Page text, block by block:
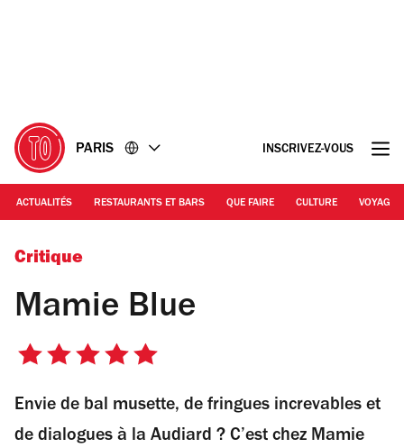
PARIS INSCRIVEZ-VOUS
ACTUALITÉS RESTAURANTS ET BARS QUE FAIRE CULTURE VOYAGE
Mamie Blue
Critique
Mamie Blue
5
5
étoiles
Envie de bal musette, de fringues increvables et
de dialogues à la Audiard ? C’est chez Mamie